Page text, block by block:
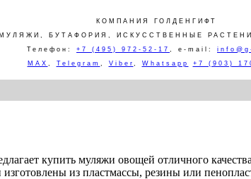
КОМПАНИЯ ГОЛДЕНГИФТ
МУЛЯЖИ, БУТАФОРИЯ, ИСКУССТВЕННЫЕ
Телефон: +7 (495) 972-52-17 , e-mail:
MAX , Telegram , Viber , Whatsapp +7 (903)
купить муляжи овощей отличного
из пластмассы, резины или